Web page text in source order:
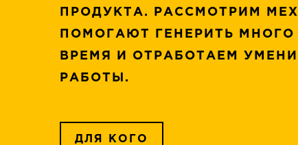
ПРОДУКТА. РАССМОТРИМ
ПОМОГАЮТ ГЕНЕРИТЬ
ВРЕМЯ И ОТРАБОТАЕМ
РАБОТЫ.
ДЛЯ КОГО